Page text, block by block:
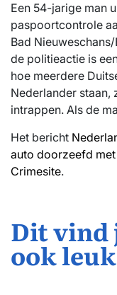
Een 54-jarige man
paspoortcontrole
Bad
de politieactie is
hoe meerdere
Nederlander staan,
intrappen. Als de
Het bericht
auto doorzeefd
Crimesite.
Dit vind
ook leuk